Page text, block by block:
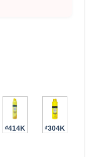
₫414K ₫304K
SPF50 184g số